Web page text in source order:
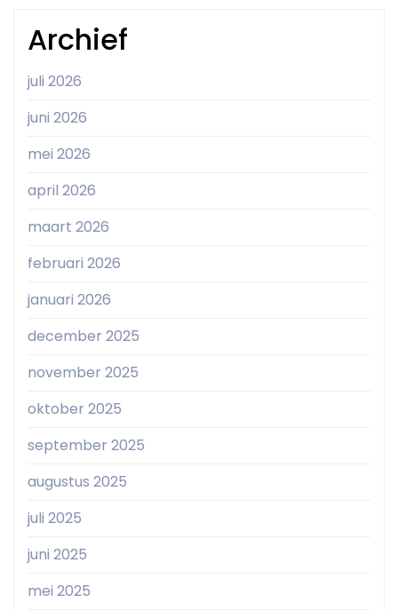
Archief
juli 2026
juni 2026
mei 2026
april 2026
maart 2026
februari 2026
januari 2026
december 2025
november 2025
oktober 2025
september 2025
augustus 2025
juli 2025
juni 2025
mei 2025